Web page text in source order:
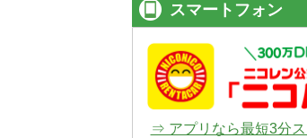
スマートフォン
⇒ アプリなら最短3分ス